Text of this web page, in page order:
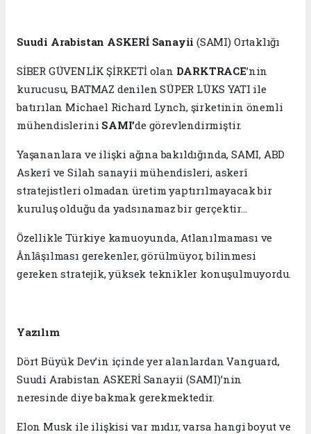
Suudi Arabistan ASKERİ Sanayii(SAMI) Ortaklığı
SİBER GÜVENLİK ŞİRKETİ olan DARKTRACE’nin
kurucusu, BATMAZ denilen SÜPER LÜKS YATI ile
batırılan Michael Richard Lynch, şirketinin önemli
mühendislerini SAMI’de görevlendirmiştir.
Yaşananlara ve ilişki ağına bakıldığında, SAMI, ABD
Askerî ve Silah sanayii mühendisleri, askerî
stratejistleri olmadan üretim yaptırılmayacak bir
kuruluş olduğu da yadsınamaz bir gerçektir...
Özellikle Türkiye kamuoyunda, Atlanılmaması ve
Ânlâşılması gerekenler, görülmüyor, bilinmesi
gereken stratejik, yüksek teknikler konuşulmuyordu.
Yazılım
Dört Büyük Dev’in içinde yer alanlardan Vanguard,
Suudi Arabistan ASKERİ Sanayii (SAMI)’nin
neresinde diye bakmak gerekmektedir.
Elon Musk ile ilişkisi var mıdır, varsa hangi boyut ve